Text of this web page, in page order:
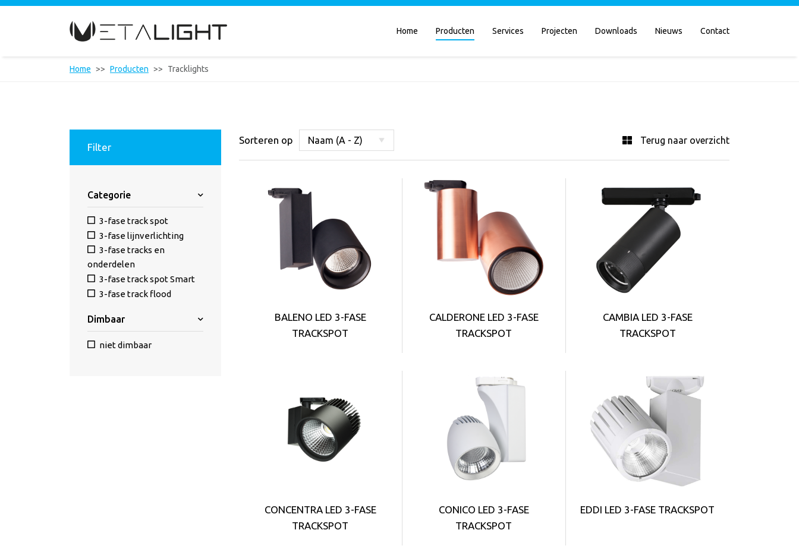
Home Producten Services Projecten Downloads Nieuws Contact
Home Producten Tracklights
Filter
Categorie
3-fase track spot
3-fase lijnverlichting
3-fase tracks en
onderdelen
3-fase track spot Smart
3-fase track flood
Dimbaar
niet dimbaar
Sorteren op Terug naar overzicht
BALENO LED 3-FASE
TRACKSPOT
CALDERONE LED 3-FASE
TRACKSPOT
CAMBIA LED 3-FASE
TRACKSPOT
CONCENTRA LED 3-FASE
TRACKSPOT
CONICO LED 3-FASE
TRACKSPOT
EDDI LED 3-FASE TRACKSPOT